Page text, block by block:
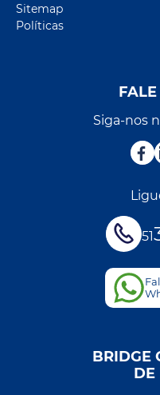
Sitemap
Políticas
Siga-nos
51
BRIDGE
DE